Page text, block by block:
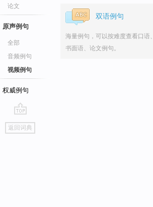
论文
原声例句
全部
音频例句
视频例句
权威例句
go
top
返回词典
双语例句
海量例句，可以按难度查看口语、
书面语、论文例句。